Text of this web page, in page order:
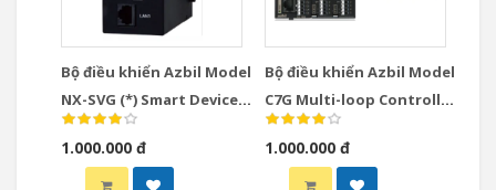
Bộ điều khiển Azbil Model
NX-SVG (*) Smart Device
Gateway
1.000.000 đ
Bộ điều khiển Azbil Model
C7G Multi-loop Controller
with Multifunction
Display Model
1.000.000 đ